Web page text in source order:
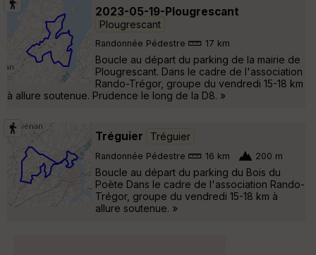
2023-05-19-Plougrescant
Plougrescant
Randonnée Pédestre 17 km
Boucle au départ du parking de la mairie de
Plougrescant. Dans le cadre de l'association
Rando-Trégor, groupe du vendredi 15-18 km
à allure soutenue. Prudence le long de la D8. »
Tréguier Tréguier
Randonnée Pédestre 16 km 200 m
Boucle au départ du parking du Bois du
Poète Dans le cadre de l'association Rando-
Trégor, groupe du vendredi 15-18 km à
allure soutenue. »